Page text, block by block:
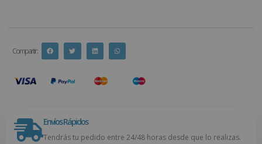
Compartir :
Envíos Rápidos
Tendrás tu pedido entre 24/48 horas desde que lo realizas.